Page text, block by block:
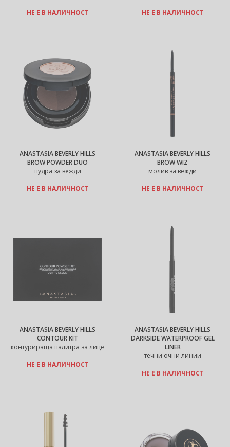
НЕ Е В НАЛИЧНОСТ
НЕ Е В НАЛИЧНОСТ
ANASTASIA BEVERLY HILLS
BROW POWDER DUO
пудра за вежди
НЕ Е В НАЛИЧНОСТ
ANASTASIA BEVERLY HILLS
BROW WIZ
молив за вежди
НЕ Е В НАЛИЧНОСТ
ANASTASIA BEVERLY HILLS
CONTOUR KIT
контурираща палитра за лице
НЕ Е В НАЛИЧНОСТ
ANASTASIA BEVERLY HILLS
DARKSIDE WATERPROOF GEL
LINER
течни очни линии
НЕ Е В НАЛИЧНОСТ